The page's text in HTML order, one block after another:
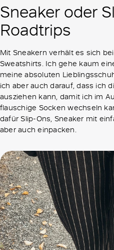
Sneaker oder
Roadtrips
Mit Sneakern verhält es sich
Sweatshirts. Ich gehe kaum
meine absoluten
ich aber auch darauf, dass ich
ausziehen kann, damit ich im
flauschige Socken wechseln
dafür Slip-Ons, Sneaker mit
aber auch einpacken.